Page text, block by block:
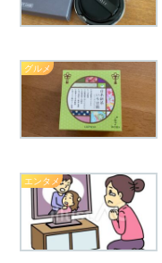
グルメ
エンタメ